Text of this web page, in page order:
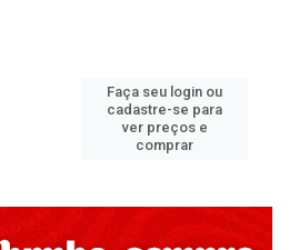
Faça seu login ou
cadastre-se para
ver preços e
comprar